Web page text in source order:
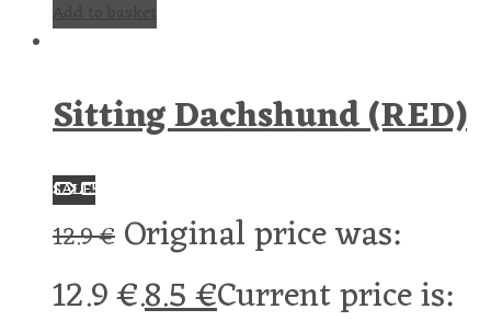
Sitting Dachshund (RED)
SALE!
12.9€ Original price was:
12.9 €.8.5€Current price is: